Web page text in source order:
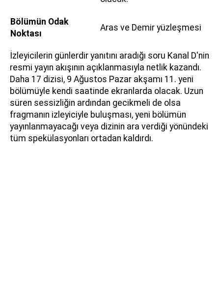
Bölümün Odak
Noktası
Aras ve Demir yüzleşmesi
İzleyicilerin günlerdir yanıtını aradığı soru Kanal D'nin
resmi yayın akışının açıklanmasıyla netlik kazandı.
Daha 17 dizisi, 9 Ağustos Pazar akşamı 11. yeni
bölümüyle kendi saatinde ekranlarda olacak. Uzun
süren sessizliğin ardından gecikmeli de olsa
fragmanın izleyiciyle buluşması, yeni bölümün
yayınlanmayacağı veya dizinin ara verdiği yönündeki
tüm spekülasyonları ortadan kaldırdı.